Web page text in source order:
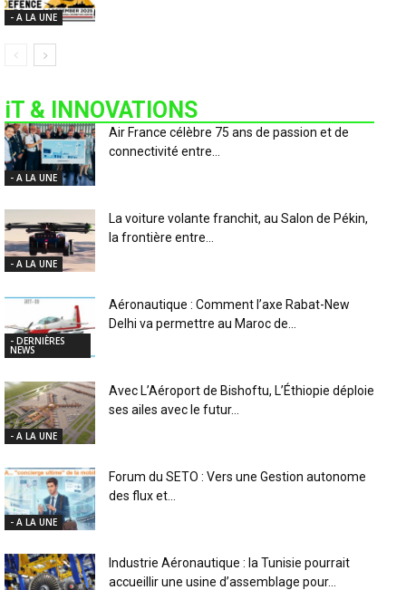
- A LA UNE
iT & INNOVATIONS
- A LA UNE
Air France célèbre 75 ans de passion et de
connectivité entre...
- A LA UNE
La voiture volante franchit, au Salon de Pékin,
la frontière entre...
- DERNIÈRES
NEWS
Aéronautique : Comment l’axe Rabat-New
Delhi va permettre au Maroc de...
- A LA UNE
Avec L’Aéroport de Bishoftu, L’Éthiopie déploie
ses ailes avec le futur...
- A LA UNE
Forum du SETO : Vers une Gestion autonome
des flux et...
Industrie Aéronautique : la Tunisie pourrait
accueillir une usine d’assemblage pour...